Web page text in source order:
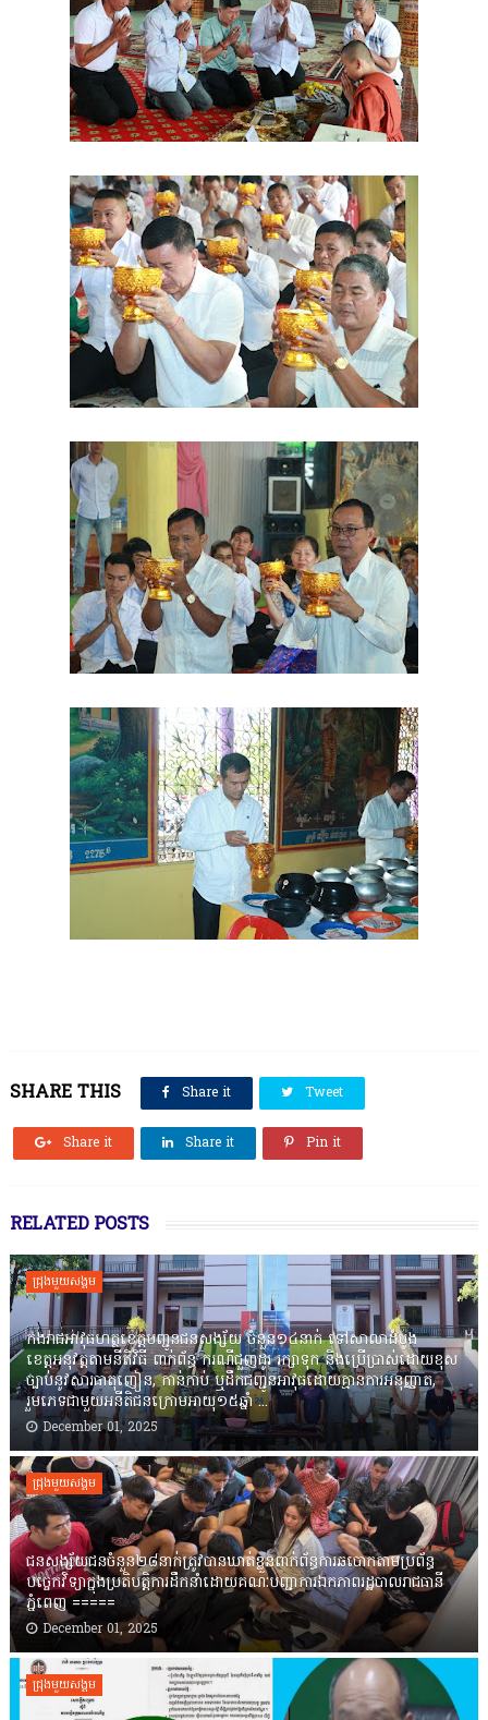
SHARE THIS Share it Tweet
Share it Share it Pin it
RELATED POSTS
ជ្រុងមួយសង្គម
កងរាជឣាវុធហត្ថខេត្តបញ្ជូនជនសង្ស័យ ចំនួន១៤នាក់ ទៅសាលាដំបូង
ខេត្តឣនុវត្តតាមនីតិវិធី ពាក់ព័ន្ធ ករណីជួញដូរ រក្សាទុក និងប្រើប្រាស់ដោយខុស
ច្បាប់នូវសារធាតុញៀន, កាន់កាប់ ឬដឹកជញ្ជូនអាវុធដោយគ្មានការអនុញ្ញាត,
រួមភេទជាមួយអនីតិជនក្រោមអាយុ១៥ឆ្នាំ ...
December 01, 2025
ជ្រុងមួយសង្គម
ជនសង្ស័យជនចំនួន២៨នាក់ត្រូវបានឃាត់ខ្លួនពាក់ព័ន្ធការឆបោកតាមប្រព័ន្ធ
បច្ចេកវិទ្យាក្នុងប្រតិបត្តិការដឹកនាំដោយគណៈបញ្ជាការឯកភាពរដ្ឋបាលរាជធានី
ភ្នំពេញ ‎=====
December 01, 2025
ជ្រុងមួយសង្គម